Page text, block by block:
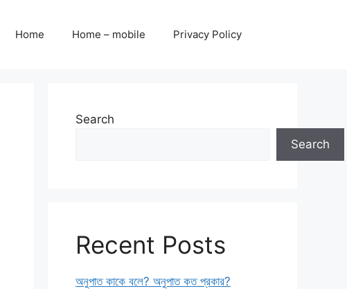
Home Home – mobile Privacy Policy
Search
Search
Recent Posts
অনুপাত কাকে বলে? অনুপাত কত প্রকার?